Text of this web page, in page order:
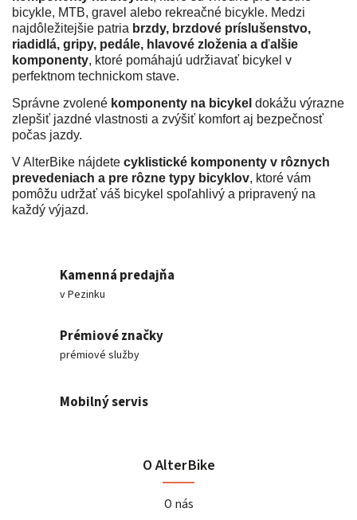
bicykle, MTB, gravel alebo rekreačné bicykle. Medzi
najdôležitejšie patria brzdy, brzdové príslušenstvo,
riadidlá, gripy, pedále, hlavové zloženia a ďalšie
komponenty, ktoré pomáhajú udržiavať bicykel v
perfektnom technickom stave.
Správne zvolené komponenty na bicykel dokážu výrazne
zlepšiť jazdné vlastnosti a zvýšiť komfort aj bezpečnosť
počas jazdy.
V AlterBike nájdete cyklistické komponenty v rôznych
prevedeniach a pre rôzne typy bicyklov, ktoré vám
pomôžu udržať váš bicykel spoľahlivý a pripravený na
každý výjazd.
Kamenná predajňa
v Pezinku
Prémiové značky
prémiové služby
Mobilný servis
O AlterBike
O nás